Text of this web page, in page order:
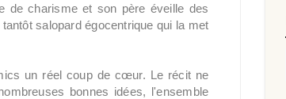
de charisme et son père éveille des
salopard égocentrique qui la met
un réel coup de cœur. Le récit ne
bonnes idées, l'ensemble